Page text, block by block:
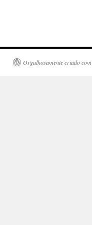
Orgulhosamente criado com